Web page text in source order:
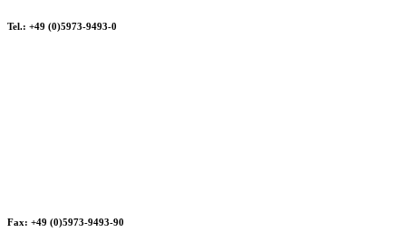
Tel.: +49 (0)5973-9493-0
Fax: +49 (0)5973-9493-90